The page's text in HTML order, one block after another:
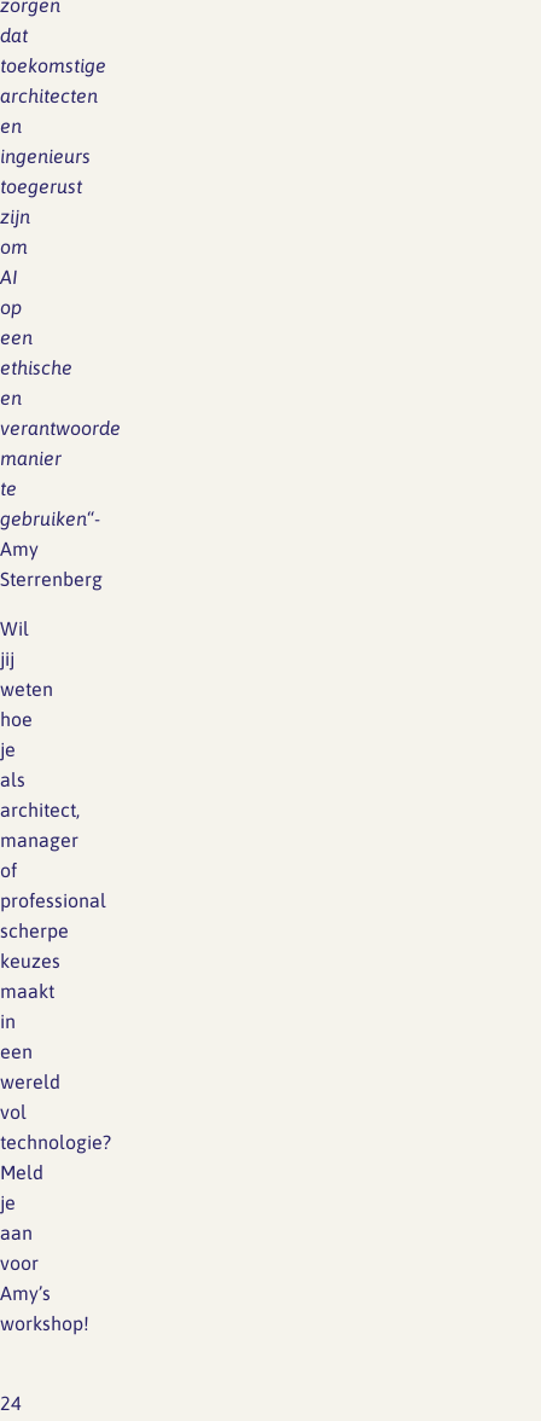
zorgen
dat
toekomstige
architecten
en
ingenieurs
toegerust
zijn
om
AI
op
een
ethische
en
verantwoorde
manier
te
gebruiken“-
Amy
Sterrenberg
Wil
jij
weten
hoe
je
als
architect,
manager
of
professional
scherpe
keuzes
maakt
in
een
wereld
vol
technologie?
Meld
je
aan
voor
Amy’s
workshop!
24